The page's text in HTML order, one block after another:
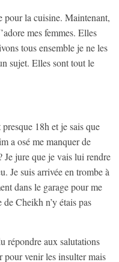
pour la cuisine. Maintenant,
mes femmes. Elles
tous ensemble je ne les
sujet. Elles sont tout le
18h et je sais que
a osé me manquer de
Je jure que je vais lui rendre
Je suis arrivée en trombe à
dans le garage pour me
Cheikh n’y étais pas
répondre aux salutations
pour venir les insulter mais